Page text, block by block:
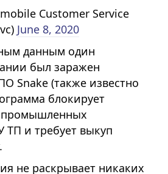
Customer Service
June 8, 2020
данным один
был заражен
Snake (также известно
блокирует
промышленных
ТП и требует выкуп
не раскрывает никаких